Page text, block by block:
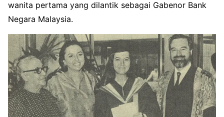
wanita pertama yang dilantik sebagai Gabenor Bank
Negara Malaysia.